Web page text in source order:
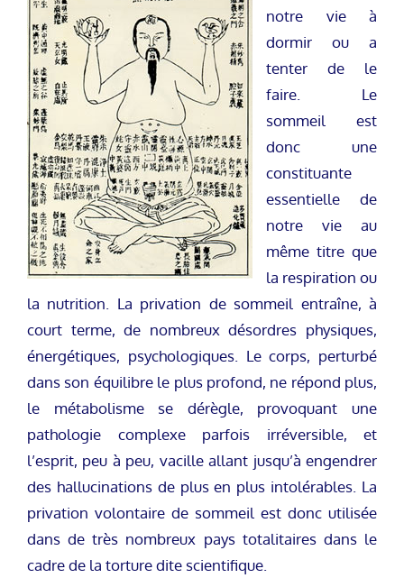
notre vie à
dormir ou a
tenter de le
faire. Le
sommeil est
donc une
constituante
essentielle de
notre vie au
même titre que
la respiration ou
la nutrition. La privation de sommeil entraîne, à
court terme, de nombreux désordres physiques,
énergétiques, psychologiques. Le corps, perturbé
dans son équilibre le plus profond, ne répond plus,
le métabolisme se dérègle, provoquant une
pathologie complexe parfois irréversible, et
l’esprit, peu à peu, vacille allant jusqu’à engendrer
des hallucinations de plus en plus intolérables. La
privation volontaire de sommeil est donc utilisée
dans de très nombreux pays totalitaires dans le
cadre de la torture dite scientifique.